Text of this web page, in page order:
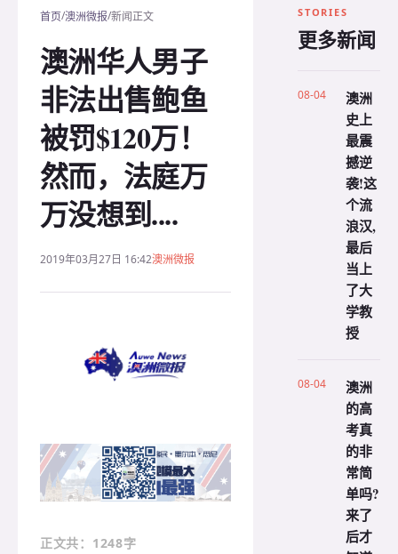
首页/澳洲微报/新闻正文
澳洲华人男子
非法出售鲍鱼
被罚$120万！
然而，法庭万
万没想到....
2019年03月27日 16:42澳洲微报
正文共 ：1248字
STORIES
更多新闻
08-04
澳洲
史上
最震
撼逆
袭!这
个流
浪汉,
最后
当上
了大
学教
授
08-04
澳洲
的高
考真
的非
常简
单吗?
来了
后才